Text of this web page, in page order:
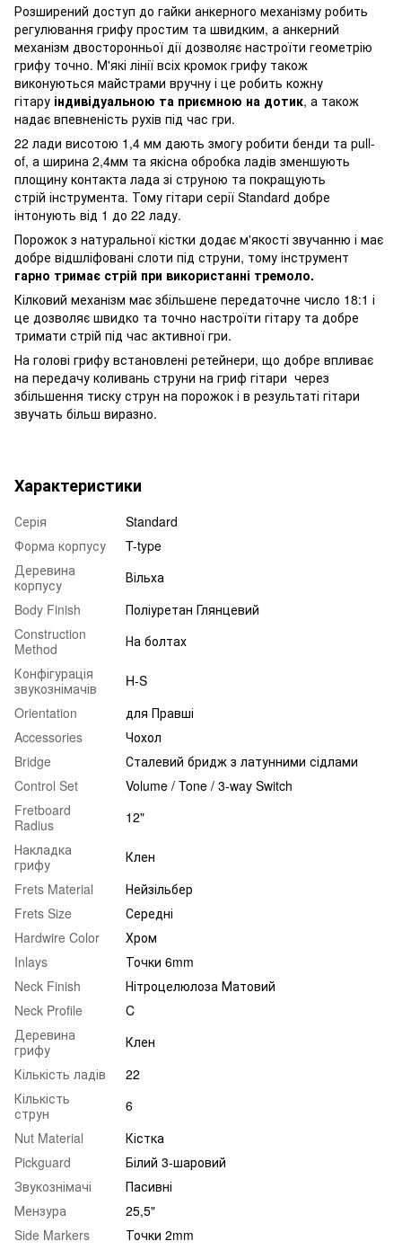
Розширений доступ до гайки анкерного механізму робить
регулювання грифу простим та швидким, а анкерний
механізм двосторонньої дії дозволяє настроїти геометрію
грифу точно. М'які лінії всіх кромок грифу також
виконуються майстрами вручну і це робить кожну
гітару індивідуальною та приємною на дотик, а також
надає впевненість рухів під час гри.
22 лади висотою 1,4 мм дають змогу робити бенди та pull-
of, а ширина 2,4мм та якісна обробка ладів зменшують
площину контакта лада зі струною та покращують
стрій інструмента. Тому гітари серії Standard добре
інтонують від 1 до 22 ладу.
Порожок з натуральної кістки додає м'якості звучанню і має
добре відшліфовані слоти під струни, тому інструмент
гарно тримає стрій при використанні тремоло.
Кілковий механізм має збільшене передаточне число 18:1 і
це дозволяє швидко та точно настроїти гітару та добре
тримати стрій під час активної гри.
На голові грифу встановлені ретейнери, що добре впливає
на передачу коливань струни на гриф гітари через
збільшення тиску струн на порожок і в результаті гітари
звучать більш виразно.
Характеристики
Серія
Standard
Форма корпусу
T-type
Деревина
корпусу
Вільха
Body Finish
Поліуретан Глянцевий
Construction
Method
На болтах
Конфігурація
звукознімачів
H-S
Orientation
для Правші
Accessories
Чохол
Bridge
Сталевий бридж з латунними сідлами
Control Set
Volume / Tone / 3-way Switch
Fretboard
Radius
12"
Накладка
грифу
Клен
Frets Material
Нейзільбер
Frets Size
Середні
Hardwire Color
Хром
Inlays
Точки 6mm
Neck Finish
Нітроцелюлоза Матовий
Neck Profile
C
Деревина
грифу
Клен
Кількість ладів
22
Кількість
струн
6
Nut Material
Кістка
Pickguard
Білий 3-шаровий
Звукознімачі
Пасивні
Мензура
25,5"
Side Markers
Точки 2mm